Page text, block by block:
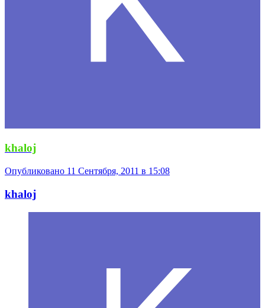
khaloj
Опубликовано 11 Сентября, 2011 в 15:08
khaloj